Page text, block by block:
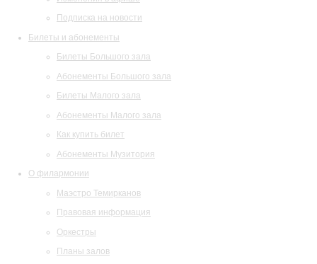
Подписка на новости
Билеты и абонементы
Билеты Большого зала
Абонементы Большого зала
Билеты Малого зала
Абонементы Малого зала
Как купить билет
Абонементы Музитория
О филармонии
Маэстро Темирканов
Правовая информация
Оркестры
Планы залов